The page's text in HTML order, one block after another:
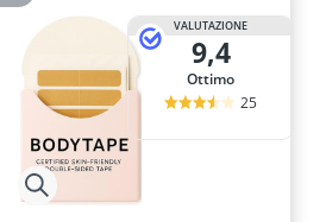
VALUTAZIONE
9,4
Ottimo
25